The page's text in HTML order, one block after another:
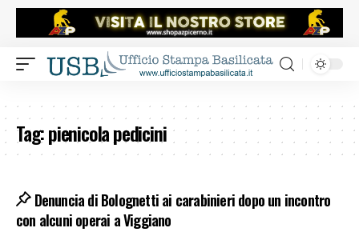
Tag:pienicola pedicini
Denuncia di Bolognetti ai carabinieri dopo un incontro
con alcuni operai a Viggiano